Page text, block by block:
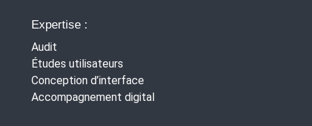
Expertise :
Audit
Études utilisateurs
Conception d’interface
Accompagnement digital